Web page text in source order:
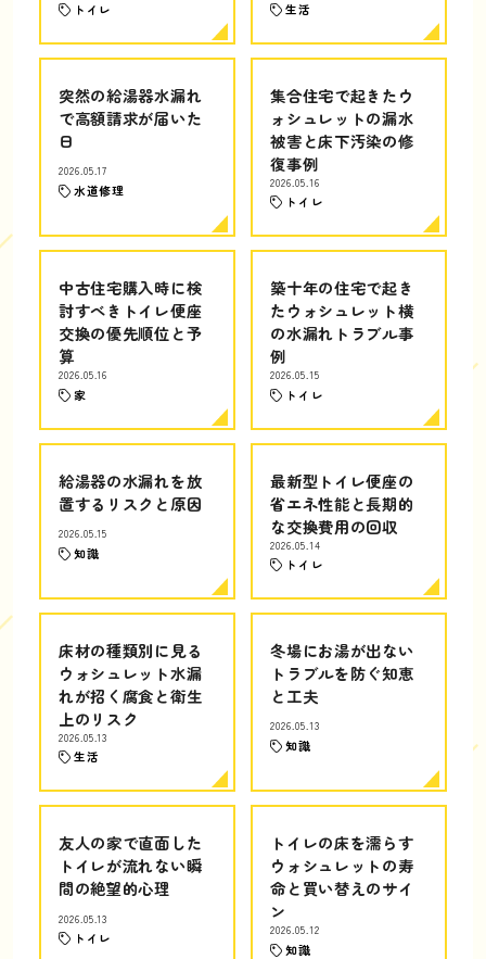
トイレ 生活
突然の給湯器水漏れ
で高額請求が届いた
日
2026.05.17
水道修理
集合住宅で起きたウ
ォシュレットの漏水
被害と床下汚染の修
復事例
2026.05.16
トイレ
中古住宅購入時に検
討すべきトイレ便座
交換の優先順位と予
算
2026.05.16
家
築十年の住宅で起き
たウォシュレット横
の水漏れトラブル事
例
2026.05.15
トイレ
給湯器の水漏れを放
置するリスクと原因
2026.05.15
知識
最新型トイレ便座の
省エネ性能と長期的
な交換費用の回収
2026.05.14
トイレ
床材の種類別に見る
ウォシュレット水漏
れが招く腐食と衛生
上のリスク
2026.05.13
生活
冬場にお湯が出ない
トラブルを防ぐ知恵
と工夫
2026.05.13
知識
友人の家で直面した
トイレが流れない瞬
間の絶望的心理
2026.05.13
トイレ
トイレの床を濡らす
ウォシュレットの寿
命と買い替えのサイ
ン
2026.05.12
知識